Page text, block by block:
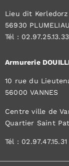
Lieu dit Kerledorz
56930 PLUMELIAU
Tél : 02.97.25.13.33
Armurerie
10 rue du
56000 VANNES
Centre ville de
Quartier Saint
Tél : 02.97.47.15.31